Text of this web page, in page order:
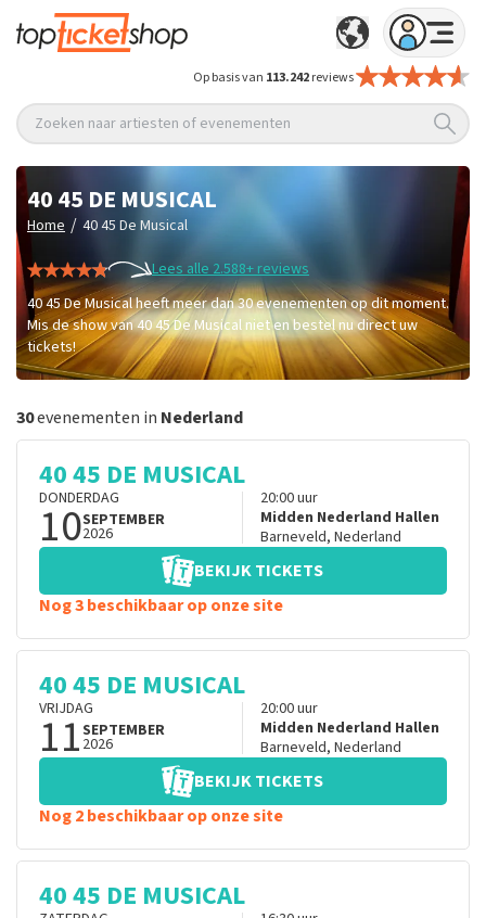
Op basis van 113.242reviews
Zoeken naar artiesten of evenementen
40 45 DE MUSICAL
Home / 40 45 De Musical
Lees alle 2.588+ reviews
40 45 De Musical heeft meer dan 30 evenementen op dit moment.
Mis de show van 40 45 De Musical niet en bestel nu direct uw
tickets!
30evenementen in Nederland
40 45 DE MUSICAL
DONDERDAG
10SEPTEMBER
2026
20:00uur
Midden Nederland Hallen
Barneveld, Nederland
BEKIJK TICKETS
Nog 3 beschikbaar op onze site
40 45 DE MUSICAL
VRIJDAG
11SEPTEMBER
2026
20:00uur
Midden Nederland Hallen
Barneveld, Nederland
BEKIJK TICKETS
Nog 2 beschikbaar op onze site
40 45 DE MUSICAL